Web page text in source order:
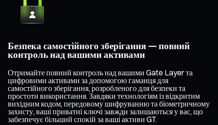
Безпека самостійного зберігання — повний
контроль над вашими активами
Отримайте повний контроль над вашими Gate Layer та
цифровими активами за допомогою гаманця для
самостійного зберігання, розробленого для безпеки та
простоти використання. Завдяки технологіям із відкритим
вихідним кодом, передовому шифруванню та біометричному
захисту, ваші приватні ключі завжди залишаються у вас, що
забезпечує більший спокій за ваші активи GT.